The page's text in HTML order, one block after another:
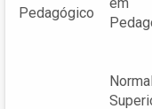
Pedagógico